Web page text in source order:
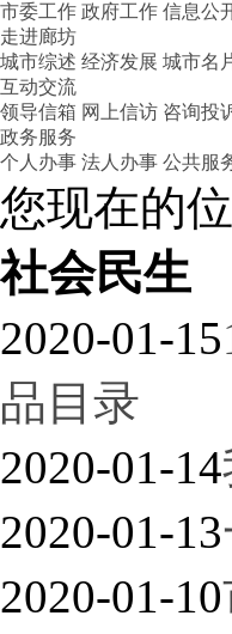
市委工作 政府工作 信息公
走进廊坊
城市综述 经济发展 城市名
互动交流
领导信箱 网上信访 咨询投
政务服务
个人办事 法人办事 公共服
您现在的位
社会民生
2020-01-15
品目录
2020-01-14
2020-01-13
2020-01-10